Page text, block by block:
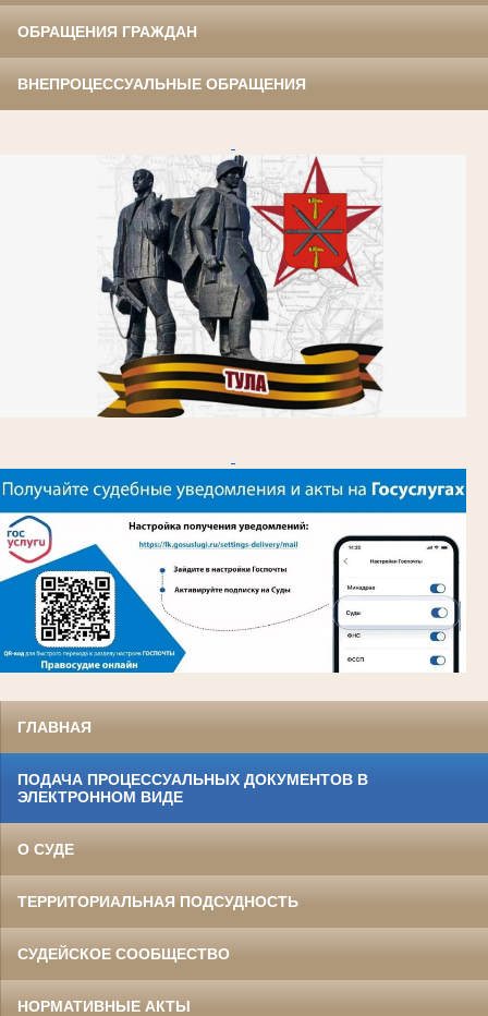
ОБРАЩЕНИЯ ГРАЖДАН
ВНЕПРОЦЕССУАЛЬНЫЕ ОБРАЩЕНИЯ
ГЛАВНАЯ
ПОДАЧА ПРОЦЕССУАЛЬНЫХ ДОКУМЕНТОВ В
ЭЛЕКТРОННОМ ВИДЕ
О СУДЕ
ТЕРРИТОРИАЛЬНАЯ ПОДСУДНОСТЬ
СУДЕЙСКОЕ СООБЩЕСТВО
НОРМАТИВНЫЕ АКТЫ